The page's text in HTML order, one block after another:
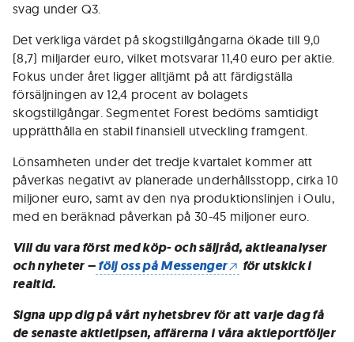
svag under Q3.
Det verkliga värdet på skogstillgångarna ökade till 9,0
(8,7) miljarder euro, vilket motsvarar 11,40 euro per aktie.
Fokus under året ligger alltjämt på att färdigställa
försäljningen av 12,4 procent av bolagets
skogstillgångar. Segmentet Forest bedöms samtidigt
upprätthålla en stabil finansiell utveckling framgent.
Lönsamheten under det tredje kvartalet kommer att
påverkas negativt av planerade underhållsstopp, cirka 10
miljoner euro, samt av den nya produktionslinjen i Oulu,
med en beräknad påverkan på 30-45 miljoner euro.
Vill du vara först med köp- och säljråd, aktieanalyser
och nyheter –följ oss på Messenger
för utskick i
realtid.
Signa upp dig på vårt nyhetsbrev för att varje dag få
de senaste aktietipsen, affärerna i våra aktieportföljer